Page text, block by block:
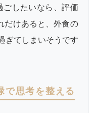
したいなら、評価
だけあると、外食の
ぎてしまいそうです
で思考を整える